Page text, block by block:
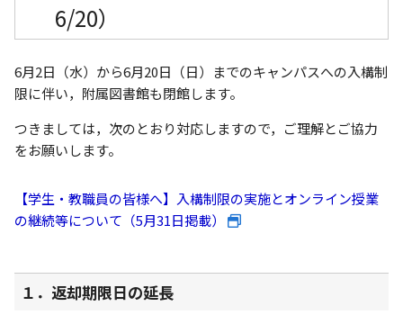
6/20）
6月2日（水）から6月20日（日）までのキャンパスへの入構制
限に伴い，附属図書館も閉館します。
つきましては，次のとおり対応しますので，ご理解とご協力
をお願いします。
【学生・教職員の皆様へ】入構制限の実施とオンライン授業
の継続等について（5月31日掲載）
１．返却期限日の延長